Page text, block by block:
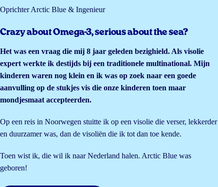
Oprichter Arctic Blue & Ingenieur
Crazy about Omega-3, serious about the sea?
Het was een vraag die mij 8 jaar geleden bezighield. Als visolie
expert werkte ik destijds bij een traditionele multinational. Mijn
kinderen waren nog klein en ik was op zoek naar een goede
aanvulling op de stukjes vis die onze kinderen toen maar
mondjesmaat accepteerden.
Op een reis in Noorwegen stuitte ik op een visolie die verser, lekkerder
en duurzamer was, dan de visoliën die ik tot dan toe kende.
Toen wist ik, die wil ik naar Nederland halen. Arctic Blue was
geboren!